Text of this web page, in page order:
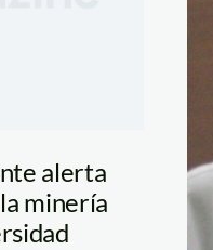
alerta
minería